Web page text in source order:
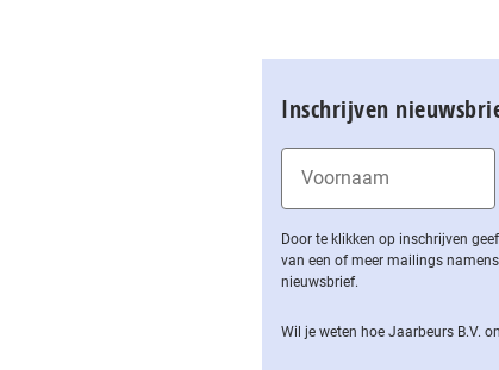
Inschrijven
Door te klikken op inschrijven
van een of meer mailings
nieuwsbrief.
Wil je weten hoe Jaarbeurs B.V.